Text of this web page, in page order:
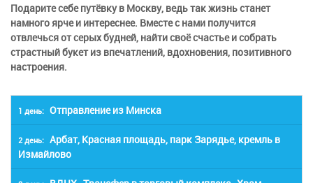
Подарите себе путёвку в Москву, ведь так жизнь станет
намного ярче и интереснее. Вместе с нами получится
отвлечься от серых будней, найти своё счастье и собрать
страстный букет из впечатлений, вдохновения, позитивного
настроения.
1 день: Отправление из Минска
Отправление автобуса из Минска в 22:00 (из городов
Жодино, Борисов, Орша забираем по трассе М1).
2 день: Арбат, Красная площадь, парк Зарядье, кремль в
Измайлово